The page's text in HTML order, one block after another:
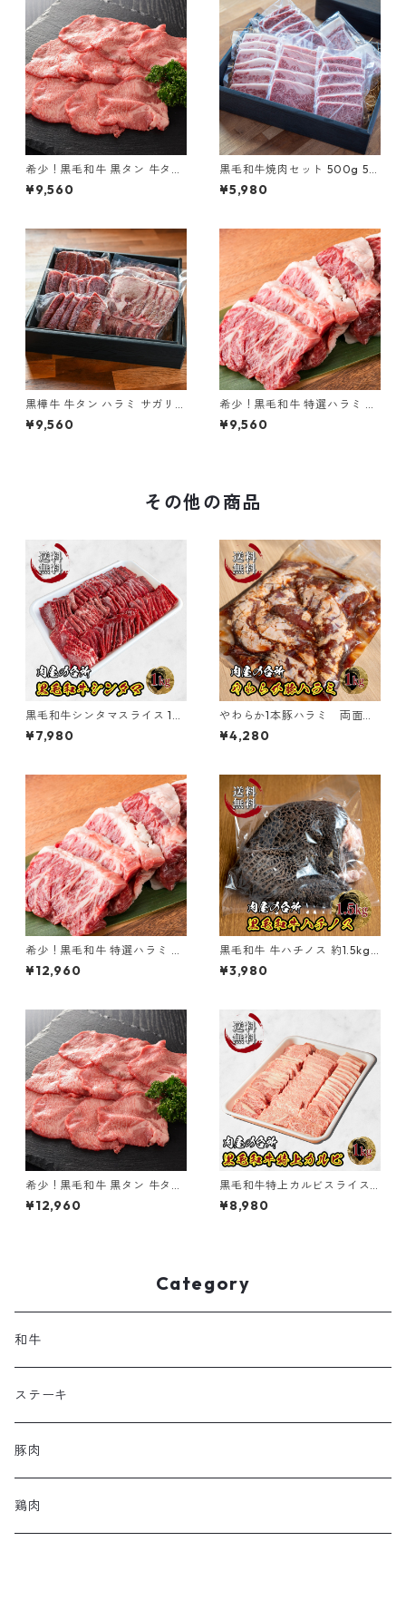
希少！黒毛和牛 黒タン 牛タン
黒樺牛 600g
¥9,560
黒毛和牛焼肉セット 500g 5種
部位セット
¥5,980
黒樺牛 牛タン ハラミ サガリ
焼肉セット 黒毛和牛 600g
¥9,560
希少！黒毛和牛 特選ハラミ 黒
樺牛 600g
¥9,560
その他の商品
黒毛和牛シンタマスライス 1kg
冷凍
¥7,980
やわらか1本豚ハラミ 両面切
れ目 焼肉タレ味 1kg【送料無
料】
¥4,280
希少！黒毛和牛 特選ハラミ 黒
樺牛 900g
¥12,960
黒毛和牛 牛ハチノス 約1.5kg
(不定貫) 冷凍 【送料無料一部
地域割引のみ】
¥3,980
希少！黒毛和牛 黒タン 牛タン
黒樺牛 900g
¥12,960
黒毛和牛特上カルビスライス 1
000g 大容量パック
¥8,980
Category
和牛
ステーキ
豚肉
鶏肉